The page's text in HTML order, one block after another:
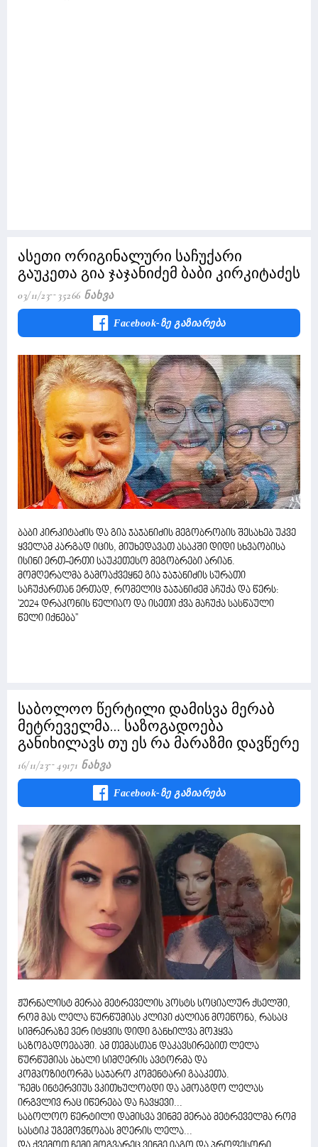
ასეთი ორიგინალური საჩუქარი
გაუკეთა გია ჯაჯანიძემ ბაბი კირკიტაძეს
03/11/23 35266 Ნახვა
Facebook-Ზე Გაზიარება
ბაბი კირკიტაძის და გია ჯაჯანიძის მეგობრობის შესახებ უკვე
ყველამ კარგად იცის, მიუხედავათ ასაკში დიდი სხვაობისა
ისინი ერთ-ერთი საუკეთესო მეგობრები არიან.
მომღერალმა გამოაქვეყნე გია ჯაჯანიძის სურათი
საჩუქართან ერთად, რომელიც ჯაჯანიძემ აჩუქა და წერს:
'2024 დრაკონის წელიაო და ისეთი ქვა მაჩუქა სასწაული
წელი იქნება''
საბოლოო წერტილი დამისვა მერაბ
მეტრეველმა... საზოგადოება
განიხილავს თუ ეს რა მარაზმი დავწერე
16/11/23 49171 Ნახვა
Facebook-Ზე Გაზიარება
ჟურნალისტ მერაბ მეტრეველის პოსტს სოციალურ ქსელში,
რომ მას ლელა წურწუმიას კლიპი ძალიან მოეწონა, რასაც
სიმრერაზე ვერ იტყვის დიდი განხილვა მოჰყვა
საზოგადოებაში. ამ თემასთან დაკავსირებით ლელა
წურწუმიას ახალი სიმღერის ავტორმა და
კომპოზიტორმა საჯარო კომენტარი გააკეთა.
"ჩემს ინტერვიუს ვკითხულობდი და ამოაგდო ლელას
ირგვლივ რაც იწერება და ჩავყევი...
საბოლოო წერტილი დამისვა ვინმე მერაბ მეტრეველმა რომ
სასტიკ უგემოვნობას მღერის ლელა...